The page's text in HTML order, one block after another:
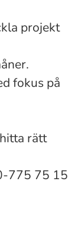
projekt
fokus på
rätt
775 75 15